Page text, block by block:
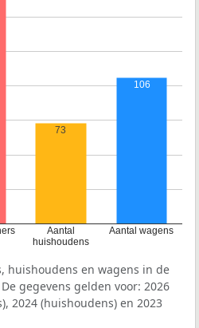
Aantal
huishoudens
Aantal wagens
73
106
huishoudens en wagens in de
gegevens gelden voor: 2026
2024 (huishoudens) en 2023